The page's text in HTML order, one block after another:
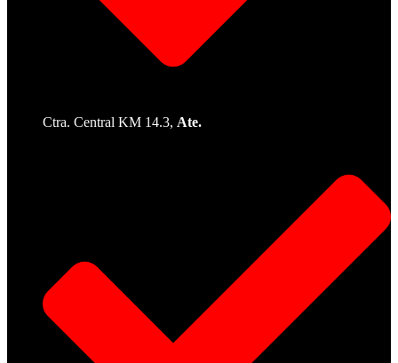
Ctra. Central KM 14.3, Ate.